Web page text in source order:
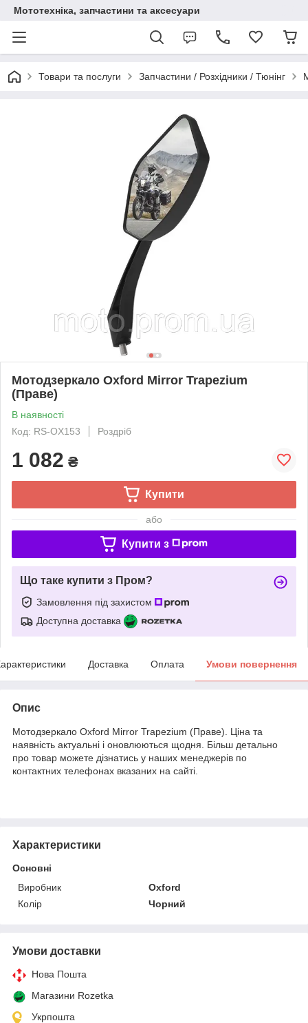
Мототехніка, запчастини та аксесуари
Товари та послуги Запчастини / Розхідники / Тюнінг
Мотодзеркало Oxford Mirror Trapezium
(Праве)
В наявності
Код: RS-OX153
Роздріб
1 082 ₴
Купити
або
Купити з
Що таке купити з Пром?
Замовлення під захистом
Доступна доставка
Доставка Оплата Умови повернення
Опис
Мотодзеркало Oxford Mirror Trapezium (Праве). Ціна та
наявність актуальні і оновлюються щодня. Більш детально
про товар можете дізнатись у наших менеджерів по
контактних телефонах вказаних на сайті.
Характеристики
Основні
Виробник
Oxford
Колір
Чорний
Умови доставки
Нова Пошта
Магазини Rozetka
Укрпошта